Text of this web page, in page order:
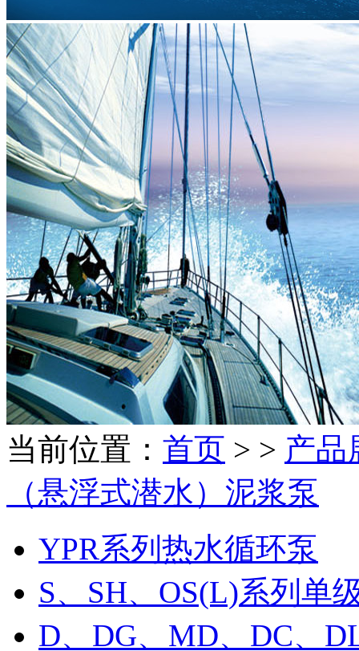
当前位置： 首页 > > 产品
（悬浮式潜水）泥浆泵
YPR系列热水循环泵
S、SH、OS(L)系列单
D、DG、MD、DC、